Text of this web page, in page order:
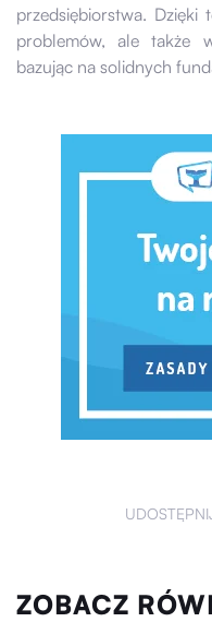
przedsiębiorstwa.
problemów, ale także
bazując na solidnych
ZOBACZ